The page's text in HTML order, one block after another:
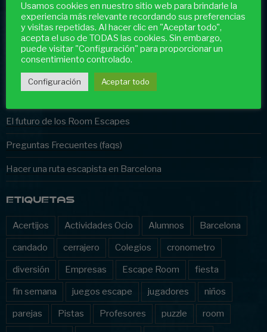
¿Tú primer Escape Room? Todo lo que debes saber antes de
empezar
Los room escapes: la actividad de ocio definitiva
El test definitivo de Unreal Room Escape
El futuro de los Room Escapes
Preguntas Frecuentes (faqs)
Hacer una ruta escapista en Barcelona
ETIQUETAS
Acertijos Actividades Ocio Alumnos Barcelona
candado cerrajero Colegios cronometro
diversión Empresas Escape Room fiesta
fin semana juegos escape jugadores niños
parejas Pistas Profesores puzzle room
Usamos cookies en nuestro sitio web para brindarle la
experiencia más relevante recordando sus preferencias
y visitas repetidas. Al hacer clic en "Aceptar todo",
acepta el uso de TODAS las cookies. Sin embargo,
puede visitar "Configuración" para proporcionar un
consentimiento controlado.
Configuración Aceptar todo